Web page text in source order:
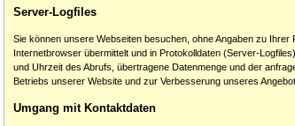
Server-Logfiles
Sie können unsere Webseiten besuchen, ohne Angaben zu
Internetbrowser übermittelt und in Protokolldaten (Server-
und Uhrzeit des Abrufs, übertragene Datenmenge und der
Betriebs unserer Website und zur Verbesserung unseres
Umgang mit Kontaktdaten